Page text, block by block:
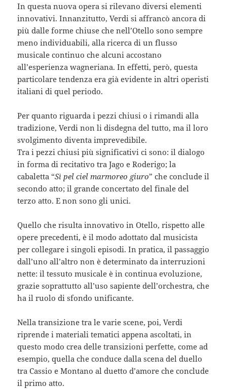
In questa nuova opera si rilevano diversi elementi
innovativi. Innanzitutto, Verdi si affrancò ancora di
più dalle forme chiuse che nell’Otello sono sempre
meno individuabili, alla ricerca di un flusso
musicale continuo che alcuni accostano
all’esperienza wagneriana. In effetti, però, questa
particolare tendenza era già evidente in altri operisti
italiani di quel periodo.
Per quanto riguarda i pezzi chiusi o i rimandi alla
tradizione, Verdi non li disdegna del tutto, ma il loro
svolgimento diventa imprevedibile.
Tra i pezzi chiusi più significativi ci sono: il dialogo
in forma di recitativo tra Jago e Roderigo; la
cabaletta “Sì pel ciel marmoreo giuro” che conclude il
secondo atto; il grande concertato del finale del
terzo atto. E non sono gli unici.
Quello che risulta innovativo in Otello, rispetto alle
opere precedenti, è il modo adottato dal musicista
per collegare i singoli episodi. In pratica, il passaggio
dall’uno all’altro non è determinato da interruzioni
nette: il tessuto musicale è in continua evoluzione,
grazie soprattutto all’uso sapiente dell’orchestra, che
ha il ruolo di sfondo unificante.
Nella transizione tra le varie scene, poi, Verdi
riprende i materiali tematici appena ascoltati, in
questo modo crea delle transizioni perfette, come ad
esempio, quella che conduce dalla scena del duello
tra Cassio e Montano al duetto d’amore che conclude
il primo atto.